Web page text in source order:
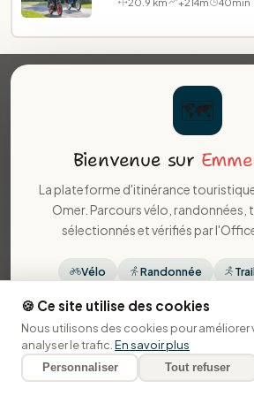
Carte
🍪 Ce site utilise des cookies
Nous utilisons des cookies pour améliorer
analyser le trafic. En savoir plus
Personnaliser Tout refuser
🗺️
Bienvenue sur
La plateforme d'itinérance
Omer. Parcours vélo, randonnées,
sélectionnés et vérifiés par
Vélo Randonnée